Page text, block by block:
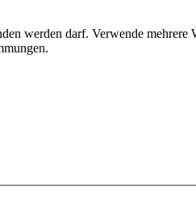
werden darf. Verwende mehrere